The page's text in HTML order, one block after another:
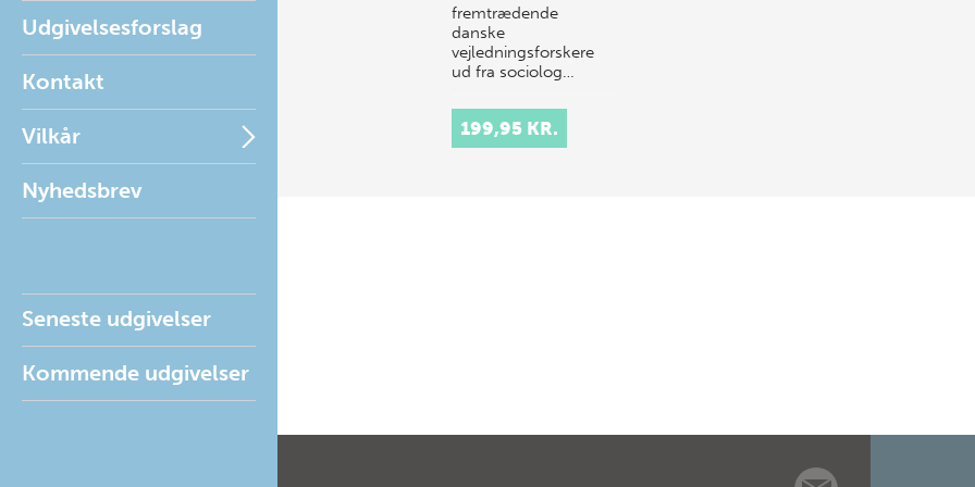
Udgivelsesforslag
Kontakt
Vilkår
Nyhedsbrev
Seneste udgivelser
Kommende udgivelser
fremtrædende
danske
vejledningsforskere
ud fra sociolog…
199,95 KR.